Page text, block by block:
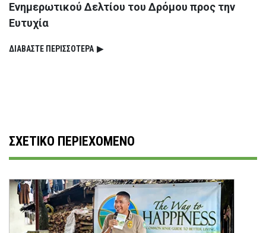
Ενημερωτικού Δελτίου του Δρόμου προς την
Ευτυχία
ΔΙΑΒΑΣΤΕ ΠΕΡΙΣΣΟΤΕΡΑ ▶
ΣΧΕΤΙΚΟ ΠΕΡΙΕΧΟΜΕΝΟ